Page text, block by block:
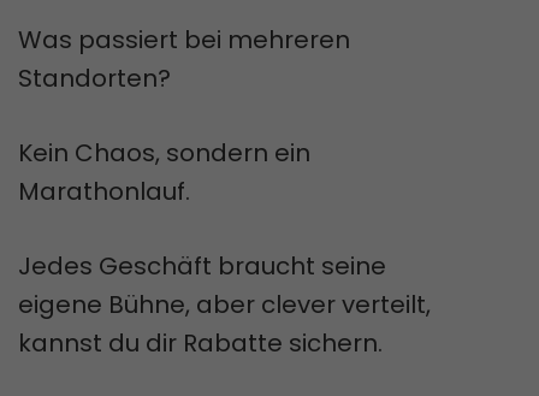
Was passiert bei mehreren
Standorten?
Kein Chaos, sondern ein
Marathonlauf.
Jedes Geschäft braucht seine
eigene Bühne, aber clever verteilt,
kannst du dir Rabatte sichern.